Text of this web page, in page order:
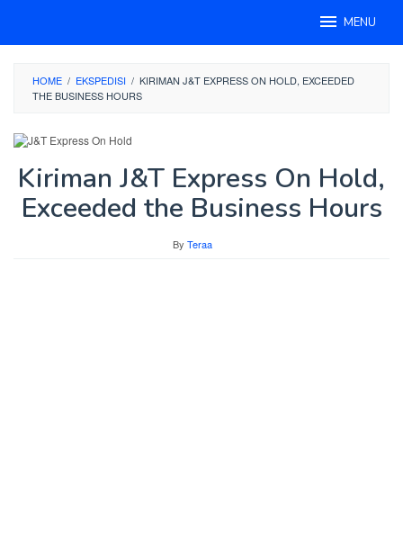
MENU
HOME / EKSPEDISI / KIRIMAN J&T EXPRESS ON HOLD, EXCEEDED
THE BUSINESS HOURS
Kiriman J&T Express On Hold,
Exceeded the Business Hours
By Teraa